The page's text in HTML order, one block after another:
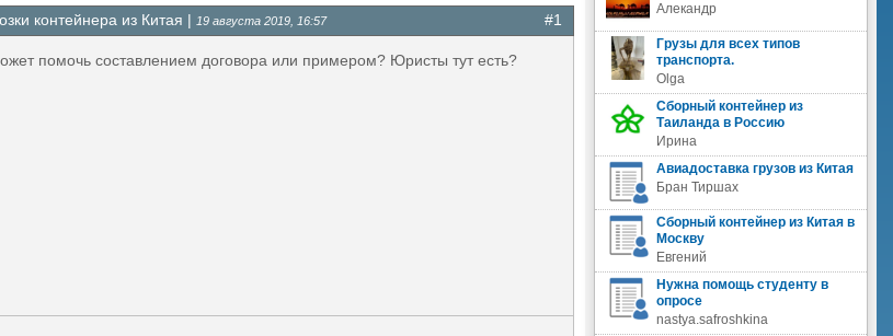
контейнера из Китая | 19 августа 2019, 16:57 #1
помочь составлением договора или примером? Юристы тут есть?
Алекандр
Грузы для всех типов
транспорта.
Olga
Сборный контейнер из
Таиланда в Россию
Ирина
Авиадоставка грузов из Китая
Бран Тиршах
Сборный контейнер из Китая в
Москву
Евгений
Нужна помощь студенту в
опросе
nastya.safroshkina